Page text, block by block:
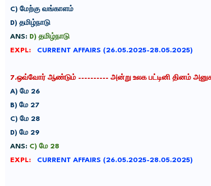
C) மேற்கு வங்காளம்
D) தமிழ்நாடு
ANS: D) தமிழ்நாடு
EXPL:
CURRENT AFFAIRS (26.05.2025-28.05.2025)
7.ஒவ்வோர் ஆண்டும் ---------- அன்று உலக பட்டினி தினம்
A) மே 26
B) மே 27
C) மே 28
D) மே 29
ANS: C) மே 28
EXPL:
CURRENT AFFAIRS (26.05.2025-28.05.2025)